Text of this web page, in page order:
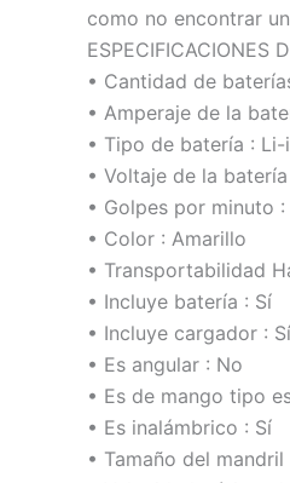
como no encontrar
ESPECIFICACIONES
• Cantidad de
• Amperaje de la
• Tipo de batería : Li-
• Voltaje de la batería
• Golpes por minuto :
• Color : Amarillo
• Transportabilidad
• Incluye batería : Sí
• Incluye cargador : Sí
• Es angular : No
• Es de mango tipo
• Es inalámbrico : Sí
• Tamaño del mandril